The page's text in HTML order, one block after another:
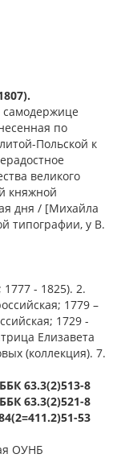
по
Польской к
великого
княжной
дня / [Михайла
типографии, у В.
- 1825). 2.
1779 –
1729 -
Елизавета
(коллекция). 7.
ББК 63.3(2)513-8
ББК 63.3(2)521-8
53
ОУНБ